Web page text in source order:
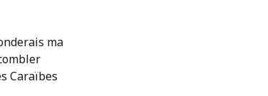
ma
Caraïbes